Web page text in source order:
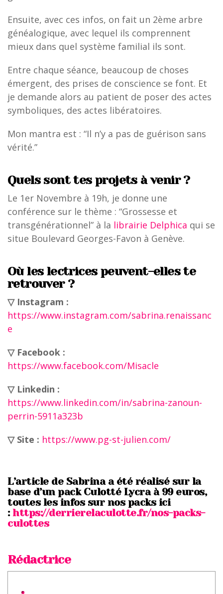
Ensuite, avec ces infos, on fait un 2ème arbre
généalogique, avec lequel ils comprennent
mieux dans quel système familial ils sont.
Entre chaque séance, beaucoup de choses
émergent, des prises de conscience se font. Et
je demande alors au patient de poser des actes
symboliques, des actes libératoires.
Mon mantra est : “Il n’y a pas de guérison sans
vérité.”
Quels sont tes projets à venir ?
Le 1er Novembre à 19h, je donne une
conférence sur le thème : “Grossesse et
transgénérationnel” à la librairie Delphica qui se
situe Boulevard Georges-Favon à Genève.
Où les lectrices peuvent-elles te
retrouver ?
▽ Instagram :
https://www.instagram.com/sabrina.renaissanc
e
▽ Facebook :
https://www.facebook.com/Misacle
▽ Linkedin :
https://www.linkedin.com/in/sabrina-zanoun-
perrin-5911a323b
▽ Site : https://www.pg-st-julien.com/
L’article de Sabrina a été réalisé sur la
base d’un pack Culotté Lycra à 99 euros,
toutes les infos sur nos packs ici
:https://derrierelaculotte.fr/nos-packs-
culottes
Rédactrice